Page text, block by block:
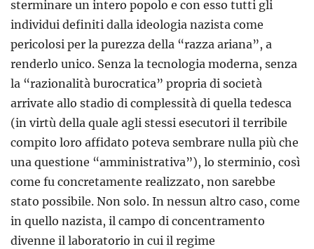
sterminare un intero popolo e con esso tutti gli
individui definiti dalla ideologia nazista come
pericolosi per la purezza della “razza ariana”, a
renderlo unico. Senza la tecnologia moderna, senza
la “razionalità burocratica” propria di società
arrivate allo stadio di complessità di quella tedesca
(in virtù della quale agli stessi esecutori il terribile
compito loro affidato poteva sembrare nulla più che
una questione “amministrativa”), lo sterminio, così
come fu concretamente realizzato, non sarebbe
stato possibile. Non solo. In nessun altro caso, come
in quello nazista, il campo di concentramento
divenne il laboratorio in cui il regime